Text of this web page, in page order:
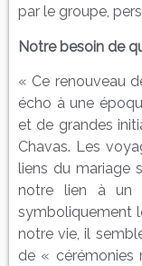
par le groupe,
Notre besoin de
« Ce renouveau
écho à une
et de grandes
Chavas. Les
liens du mariage
notre lien à un
symboliquement
notre vie, il
de « cérémonies